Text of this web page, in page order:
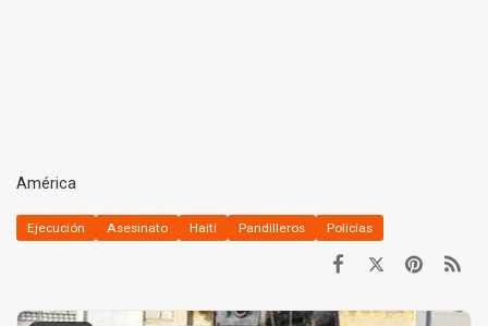
América
Ejecución Asesinato Haití Pandilleros Policías